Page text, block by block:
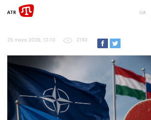
UA
25 mayıs 2026, 12:10 2192